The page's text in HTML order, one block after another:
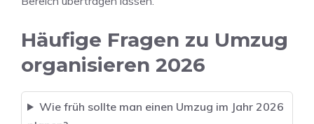
Häufige Fragen zu Umzug
organisieren 2026
Wie früh sollte man einen Umzug im Jahr 2026